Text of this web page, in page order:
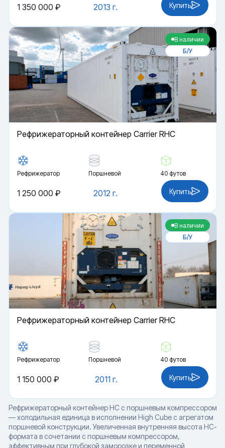
2013 г.
1 350 000 ₽ Купить
В наличии
Б/У
Рефрижераторный контейнер Carrier RHC
Рефрижератор Поршневой 40 футов
2012 г.
1 250 000 ₽ Купить
В наличии
Б/У
Рефрижераторный контейнер Carrier RHC
Рефрижератор Поршневой 40 футов
2011 г.
1 150 000 ₽ Купить
Рефрижераторный контейнер HC с поршневым компрессором
— холодильная единица в исполнении High Cube с агрегатом
поршневой конструкции. Увеличенная внутренняя высота HC-
формата в сочетании с поршневым компрессором,
эффективным при глубокой заморозке и переменной